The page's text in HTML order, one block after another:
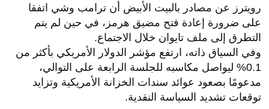
رويترز عن مصادر بالبيت الأبيض أن ترامب وشي اتفقا
على ضرورة إعادة فتح مضيق هرمز، في حين لم يتم
التطرق إلى ملف تايوان خلال الاجتماع.
وفي السياق ذاته، ارتفع مؤشر الدولار الأمريكي بأكثر من
0.1% ليواصل مكاسبه للجلسة الرابعة على التوالي،
مدعومًا بصعود عوائد سندات الخزانة الأمريكية وتزايد
توقعات تشديد السياسة النقدية.